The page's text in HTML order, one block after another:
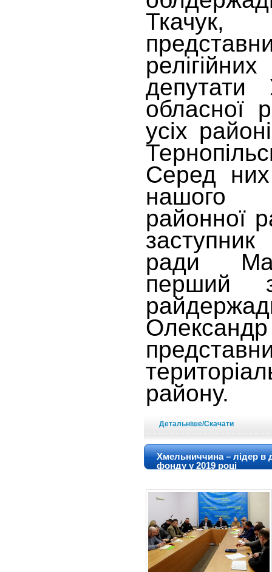
депутати
обласної
усіх
Серед
нашого
районної
ради
перший
району.
Детальніше/Скачати
Хмельниччина – лідер в
фонду у 2019 році